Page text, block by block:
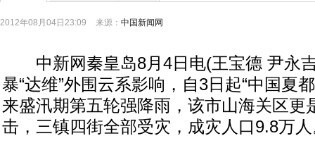
2012年08月04日23:09 来源： 中国新闻网
中新网秦皇岛8月4日电(王宝德 尹永
暴“达维”外围云系影响，自3日起“中国夏
来盛汛期第五轮强降雨，该市山海关区更
击，三镇四街全部受灾，成灾人口9.8万